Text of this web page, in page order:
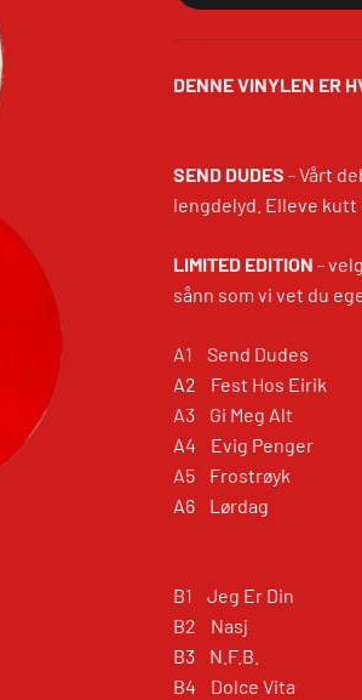
DENNE VINYLEN ER
SEND DUDES - Vårt
lengdelyd. Elleve kutt
LIMITED EDITION -
sånn som vi vet du
A1 Send Dudes
A2 Fest Hos Eirik
A3 Gi Meg Alt
A4 Evig Penger
A5 Frostrøyk
A6 Lørdag
B1 Jeg Er Din
B2 Nasj
B3 N.F.B.
B4 Dolce Vita